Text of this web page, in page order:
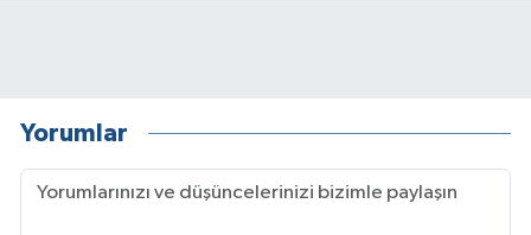
Yorumlar